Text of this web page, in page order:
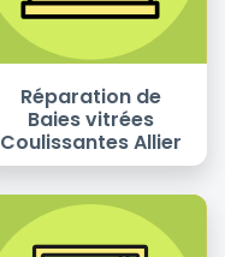
Réparation de
Baies vitrées
Coulissantes Allier